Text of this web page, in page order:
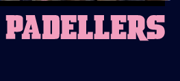
& KIND - BEGINNER